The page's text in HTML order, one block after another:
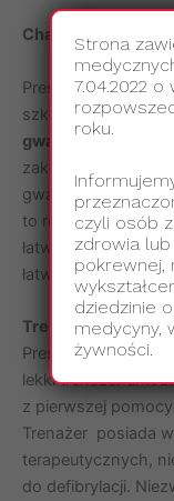
Charakterystyka
Prestan TAKE2
szkoleniowy, który
gwarancję
zakupu
gwarancja na
to również jego
łatwo utrzymać w
łatwo zmywalna.
Trenażer AED
Prestan AED
lekki trenażer
z pierwszej pomocy
Trenażer posiada
terapeutycznych,
do defibrylacji.
Strona
7.04.2022
roku.
czyli osób
zdrowia lub
pokrewnej,
dziedzinie
medycyny,
żywności.